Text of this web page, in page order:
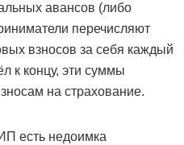
авансов (либо
перечисляют
взносов за себя каждый
к концу, эти суммы
на страхование.
есть недоимка